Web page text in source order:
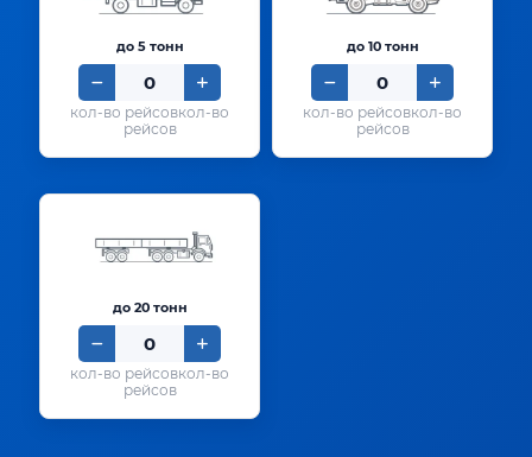
до 5 тонн
кол-во
рейсов
до 10 тонн
кол-во
рейсов
до 20 тонн
кол-во
рейсов